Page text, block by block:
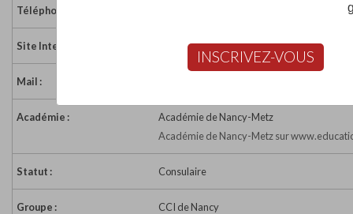
Téléphone :
Site Internet : https://www.nancy.cci.fr
Mail :
Académie :
Académie de Nancy-Metz
Académie de Nancy-Metz sur
Statut : Consulaire
Groupe : CCI de Nancy
INSCRIVEZ-VOUS